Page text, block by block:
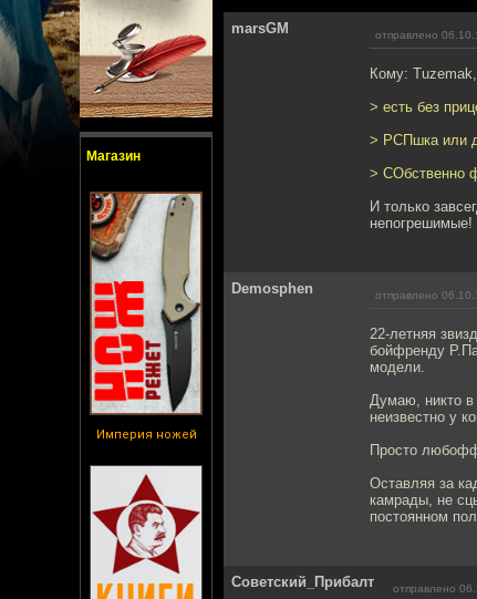
Магазин
Империя ножей
marsGM отправлено
Кому: Tuzemak,
> есть без
> РСПшка или
> СОбственно
И только
непогрешимые!
Demosphen отправлено
22-летняя
бойфренду
модели.
Думаю, никто в
неизвестно у
Просто
Оставляя за
камрады, не
постоянном
Советский_Прибалт отправлено